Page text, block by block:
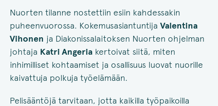
Nuorten tilanne nostettiin esiin kahdessakin
puheenvuorossa. Kokemusasiantuntija Valentina
Vihonen ja Diakonissalaitoksen Nuorten ohjelman
johtaja Katri Angeria kertoivat siitä, miten
inhimilliset kohtaamiset ja osallisuus luovat nuorille
kaivattuja polkuja työelämään.
Pelisääntöjä tarvitaan, jotta kaikilla työpaikoilla